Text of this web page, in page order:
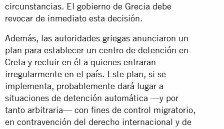
circunstancias. El gobierno de Grecia debe
revocar de inmediato esta decisión.
Además, las autoridades griegas anunciaron un
plan para establecer un centro de detención en
Creta y recluir en él a quienes entraran
irregularmente en el país. Este plan, si se
implementa, probablemente dará lugar a
situaciones de detención automática —y por
tanto arbitraria— con fines de control migratorio,
en contravención del derecho internacional y de